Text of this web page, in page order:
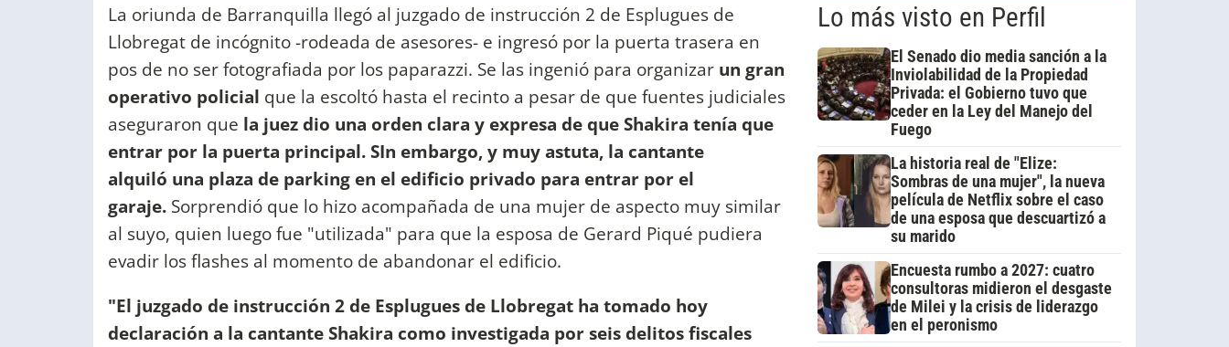
La oriunda de Barranquilla llegó al juzgado de instrucción 2 de Esplugues de
Llobregat de incógnito -rodeada de asesores- e ingresó por la puerta trasera en
pos de no ser fotografiada por los paparazzi. Se las ingenió para organizar un gran
operativo policial que la escoltó hasta el recinto a pesar de que fuentes judiciales
aseguraron que la juez dio una orden clara y expresa de que Shakira tenía que
entrar por la puerta principal. SIn embargo, y muy astuta, la cantante
alquiló una plaza de parking en el edificio privado para entrar por el
garaje. Sorprendió que lo hizo acompañada de una mujer de aspecto muy similar
al suyo, quien luego fue "utilizada" para que la esposa de Gerard Piqué pudiera
evadir los flashes al momento de abandonar el edificio.
"El juzgado de instrucción 2 de Esplugues de Llobregat ha tomado hoy
declaración a la cantante Shakira como investigada por seis delitos fiscales
Lo más visto en Perfil
El Senado dio media sanción a la
Inviolabilidad de la Propiedad
Privada: el Gobierno tuvo que
ceder en la Ley del Manejo del
Fuego
La historia real de "Elize:
Sombras de una mujer", la nueva
película de Netflix sobre el caso
de una esposa que descuartizó a
su marido
Encuesta rumbo a 2027: cuatro
consultoras midieron el desgaste
de Milei y la crisis de liderazgo
en el peronismo